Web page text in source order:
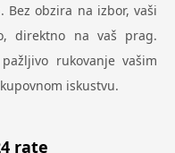
obzira na izbor, vaši
direktno na vaš prag.
rukovanje vašim
iskustvu.
rate